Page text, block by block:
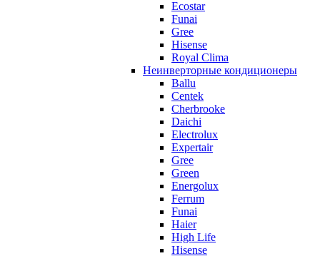
Ecostar
Funai
Gree
Hisense
Royal Clima
Неинверторные кондиционеры
Ballu
Centek
Cherbrooke
Daichi
Electrolux
Expertair
Gree
Green
Energolux
Ferrum
Funai
Haier
High Life
Hisense